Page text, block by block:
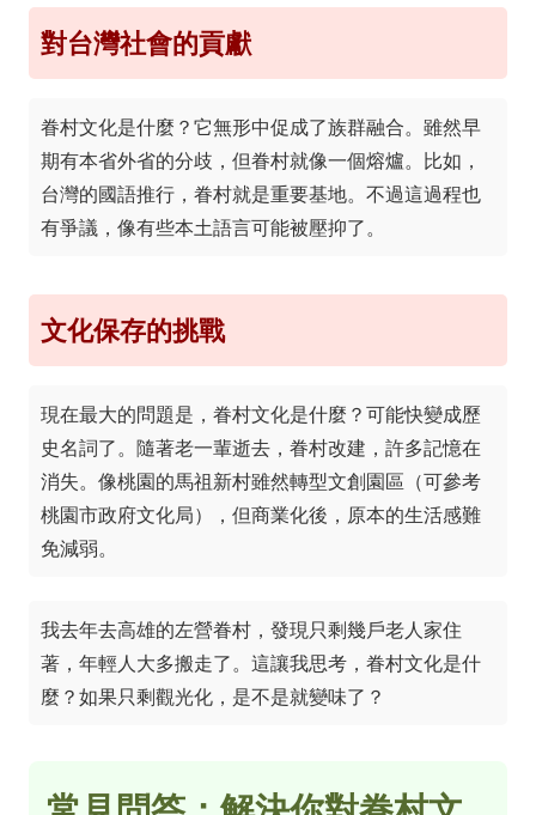
對台灣社會的貢獻
眷村文化是什麼？它無形中促成了族群融合。雖然早
期有本省外省的分歧，但眷村就像一個熔爐。比如，
台灣的國語推行，眷村就是重要基地。不過這過程也
有爭議，像有些本土語言可能被壓抑了。
文化保存的挑戰
現在最大的問題是，眷村文化是什麼？可能快變成歷
史名詞了。隨著老一輩逝去，眷村改建，許多記憶在
消失。像桃園的馬祖新村雖然轉型文創園區（可參考
桃園市政府文化局），但商業化後，原本的生活感難
免減弱。
我去年去高雄的左營眷村，發現只剩幾戶老人家住
著，年輕人大多搬走了。這讓我思考，眷村文化是什
麼？如果只剩觀光化，是不是就變味了？